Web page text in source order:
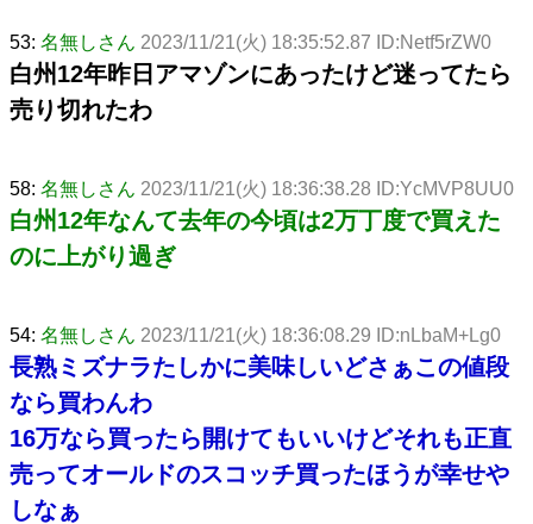
53: 名無しさん 2023/11/21(火) 18:35:52.87 ID:Netf5rZW0
白州12年昨日アマゾンにあったけど迷ってたら
売り切れたわ
58: 名無しさん 2023/11/21(火) 18:36:38.28 ID:YcMVP8UU0
白州12年なんて去年の今頃は2万丁度で買えた
のに上がり過ぎ
54: 名無しさん 2023/11/21(火) 18:36:08.29 ID:nLbaM+Lg0
長熟ミズナラたしかに美味しいどさぁこの値段
なら買わんわ
16万なら買ったら開けてもいいけどそれも正直
売ってオールドのスコッチ買ったほうが幸せや
しなぁ